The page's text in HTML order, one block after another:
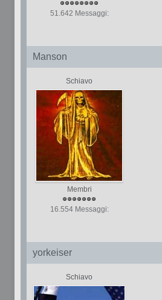
51.642 Messaggi:
Manson
Schiavo
Membri
16.554 Messaggi:
yorkeiser
Schiavo